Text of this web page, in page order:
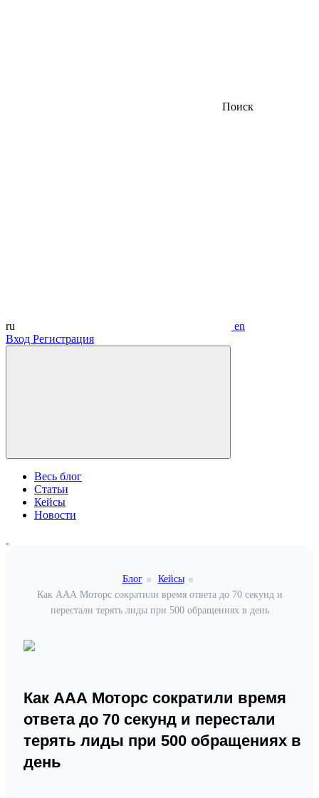
Поиск
ru
en
Вход Регистрация
Весь блог
Статьи
Кейсы
Новости
Блог
Кейсы
Как ААА Моторс сократили время ответа до 70 секунд и
перестали терять лиды при 500 обращениях в день
Как ААА Моторс сократили время
ответа до 70 секунд и перестали
терять лиды при 500 обращениях в
день